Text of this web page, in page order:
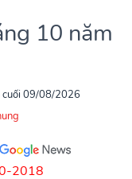
10 năm
cuối 09/08/2026
2018